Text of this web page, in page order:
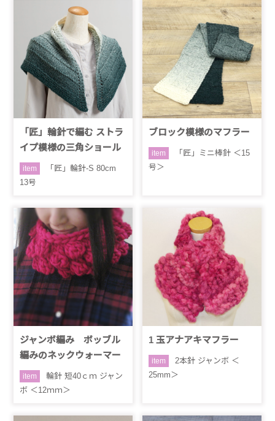
「匠」輪針で編む ストラ
イプ模様の三角ショール
item
「匠」輪針-S 80cm
13号
ブロック模様のマフラー
item
「匠」ミニ棒針 ＜15
号＞
ジャンボ編み ボッブル
編みのネックウォーマー
item
輪針 短40ｃｍ ジャン
ボ ＜12ｍｍ＞
1 玉アナアキマフラー
item
2本針 ジャンボ ＜
25mm＞